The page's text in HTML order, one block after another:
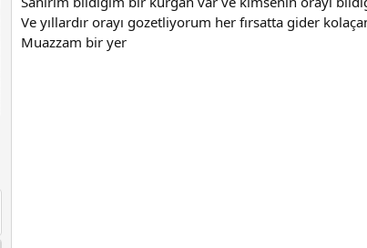
e
r
:
Ve yıllardır orayı gozetliyorum her fırsatta gider
Muazzam bir yer